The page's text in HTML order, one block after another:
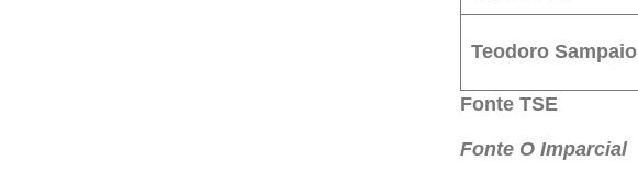
Teodoro Sampaio
Fonte TSE
Fonte O Imparcial